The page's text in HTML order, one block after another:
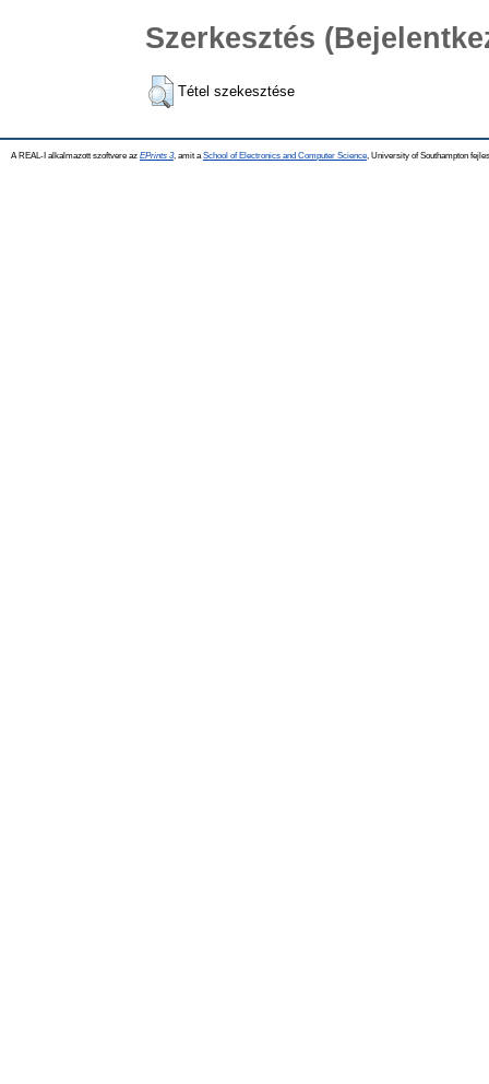
Szerkesztés
Tétel szekesztése
A REAL-I alkalmazott szoftvere az EPrints 3, amit a School of Electronics and Computer Science , University of Southampton